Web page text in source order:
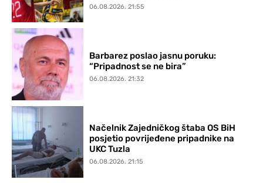
06.08.2026. 21:55
Barbarez poslao jasnu poruku:
“Pripadnost se ne bira”
06.08.2026. 21:32
Načelnik Zajedničkog štaba OS BiH
posjetio povrijeđene pripadnike na
UKC Tuzla
06.08.2026. 21:15